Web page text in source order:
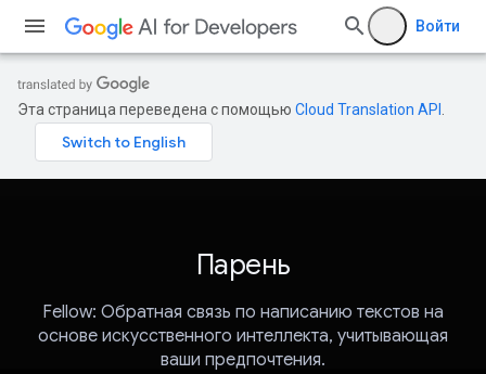
Войти
Эта страница переведена с помощью Cloud Translation API
Парень
Fellow: Обратная связь по написанию текстов на
основе искусственного интеллекта, учитывающая
ваши предпочтения.